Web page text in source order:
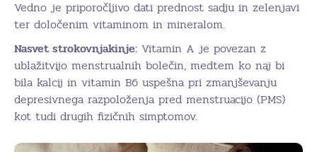
Vedno je priporočljivo dati prednost sadju in zelenjavi
ter določenim vitaminom in mineralom.
Nasvet strokovnjakinje: Vitamin A je povezan z
ublažitvijo menstrualnih bolečin, medtem ko naj bi
bila kalcij in vitamin B6 uspešna pri zmanjševanju
depresivnega razpoloženja pred menstruacijo (PMS)
kot tudi drugih fizičnih simptomov.